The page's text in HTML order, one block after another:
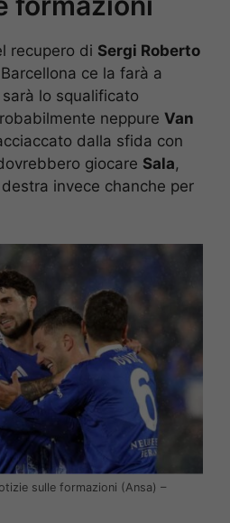
recupero di Sergi Roberto
ce la farà a
lo squalificato
neppure Van
dalla sfida con
giocare Sala,
invece chanche per
sulle formazioni (Ansa) –